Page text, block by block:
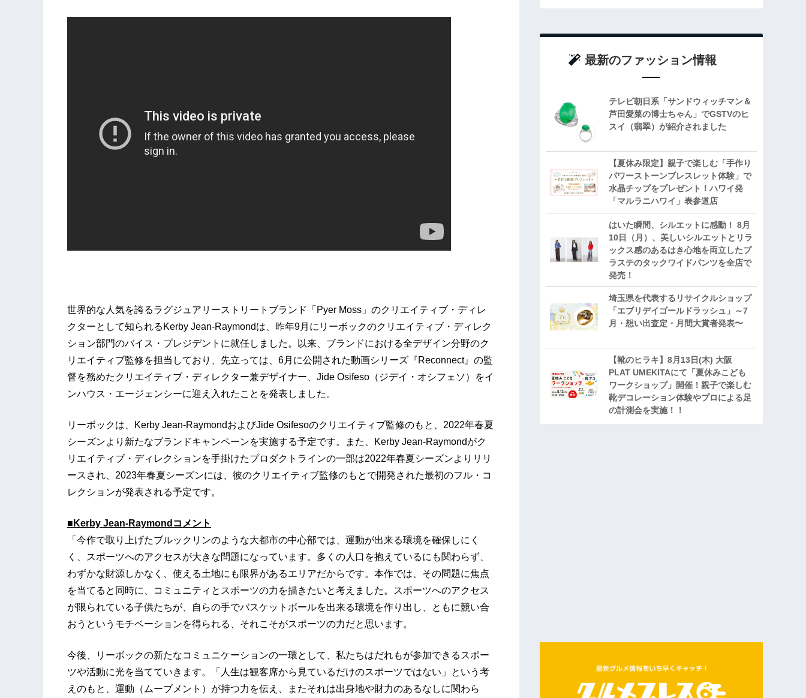
世界的な人気を誇るラグジュアリーストリートブランド「Pyer Moss」のクリエイティブ・ディレ
クターとして知られるKerby Jean-Raymondは、昨年9月にリーボックのクリエイティブ・ディレク
ション部門のバイス・プレジデントに就任しました。以来、ブランドにおける全デザイン分野のク
リエイティブ監修を担当しており、先立っては、6月に公開された動画シリーズ『Reconnect』の監
督を務めたクリエイティブ・ディレクター兼デザイナー、Jide Osifeso（ジデイ・オシフェソ）をイ
ンハウス・エージェンシーに迎え入れたことを発表しました。
リーボックは、Kerby Jean-RaymondおよびJide Osifesoのクリエイティブ監修のもと、2022年春夏
シーズンより新たなブランドキャンペーンを実施する予定です。また、Kerby Jean-Raymondがク
リエイティブ・ディレクションを手掛けたプロダクトラインの一部は2022年春夏シーズンよりリリ
ースされ、2023年春夏シーズンには、彼のクリエイティブ監修のもとで開発された最初のフル・コ
レクションが発表される予定です。
■Kerby Jean-Raymondコメント
「今作で取り上げたブルックリンのような大都市の中心部では、運動が出来る環境を確保しにく
く、スポーツへのアクセスが大きな問題になっています。多くの人口を抱えているにも関わらず、
わずかな財源しかなく、使える土地にも限界があるエリアだからです。本作では、その問題に焦点
を当てると同時に、コミュニティとスポーツの力を描きたいと考えました。スポーツへのアクセス
が限られている子供たちが、自らの手でバスケットボールを出来る環境を作り出し、ともに競い合
おうというモチベーションを得られる、それこそがスポーツの力だと思います。
今後、リーボックの新たなコミュニケーションの一環として、私たちはだれもが参加できるスポー
ツや活動に光を当てていきます。「人生は観客席から見ているだけのスポーツではない」という考
えのもと、運動（ムーブメント）が持つ力を伝え、またそれは出身地や財力のあるなしに関わら
最新のファッション情報
テレビ朝日系「サンドウィッチマン＆
芦田愛菜の博士ちゃん」でGSTVのヒ
スイ（翡翠）が紹介されました
【夏休み限定】親子で楽しむ「手作り
パワーストーンブレスレット体験」で
水晶チップをプレゼント！ハワイ発
「マルラニハワイ」表参道店
はいた瞬間、シルエットに感動！ 8月
10日（月）、美しいシルエットとリラ
ックス感のあるはき心地を両立したプ
ラステのタックワイドパンツを全店で
発売！
埼玉県を代表するリサイクルショップ
「エブリデイゴールドラッシュ」～7
月・想い出査定・月間大賞者発表〜
【靴のヒラキ】8月13日(木) 大阪
PLAT UMEKITAにて「夏休みこども
ワークショップ」開催！親子で楽しむ
靴デコレーション体験やプロによる足
の計測会を実施！！